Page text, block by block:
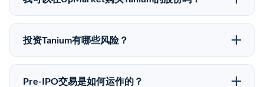
不同。
可以。合格投资者可以通过填写本页表单或在
upmarket.co创建账户来表达对Tanium股份的投资意向。
50,000美元。UpMarket是FINRA注册的经纪交易商，
自2019年以来已经纪超过5亿美元的另类投资。
投资Tanium有哪些风险？
Pre-IPO投资存在重大风险。Tanium的股份流动性低，
意味着没有公开市场可以快速出售。不存在确定的退出
Pre-IPO交易是如何运作的？